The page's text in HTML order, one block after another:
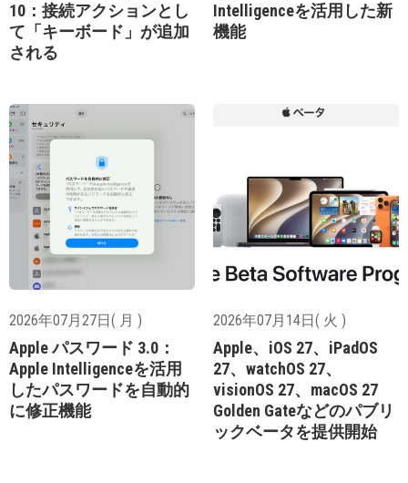
10：接続アクションとし
て「キーボード」が追加
される
Intelligenceを活用した新
機能
2026年07月27日( 月 )
Apple パスワード 3.0：
Apple Intelligenceを活用
したパスワードを自動的
に修正機能
2026年07月14日( 火 )
Apple、iOS 27、iPadOS
27、watchOS 27、
visionOS 27、macOS 27
Golden Gateなどのパブリ
ックベータを提供開始